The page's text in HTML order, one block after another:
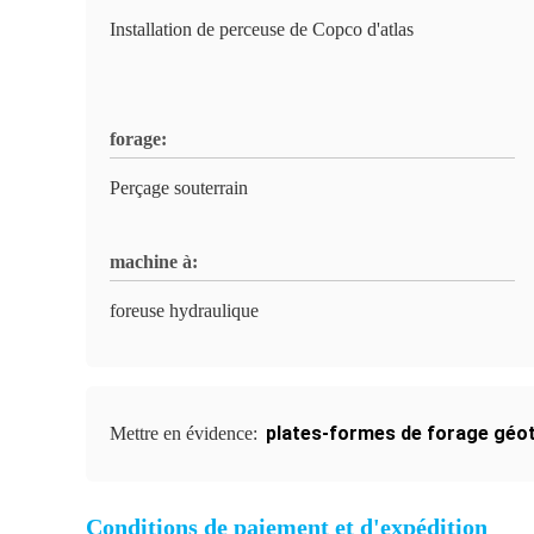
Installation de perceuse de Copco d'atlas
forage:
Perçage souterrain
machine à:
foreuse hydraulique
Mettre en évidence: plates-formes de forage
Conditions de paiement et d'expédition